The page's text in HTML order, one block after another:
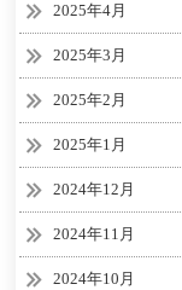
2025年4月
2025年3月
2025年2月
2025年1月
2024年12月
2024年11月
2024年10月